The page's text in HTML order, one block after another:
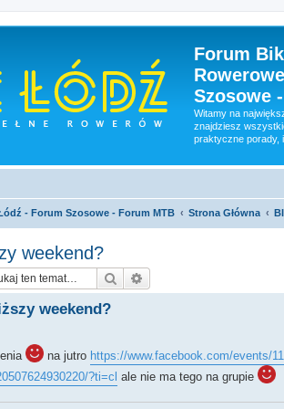
Forum
Szosowe
Witamy na
znajdziesz
praktyczne porady,
- Forum Szosowe - Forum MTB Strona Główna
weekend?
Szukaj
weekend?
na jutro https://www.facebook.com/events/
?ti=cl ale nie ma tego na grupie